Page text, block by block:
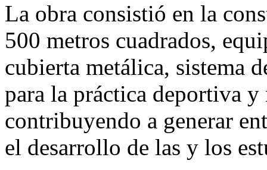
La obra consistió en la
500 metros cuadrados,
cubierta metálica, sistema
para la práctica deportiva y
contribuyendo a generar
el desarrollo de las y los